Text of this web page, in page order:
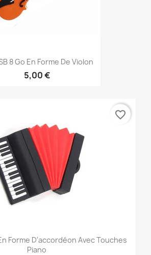
8 Go En Forme De Violon
5,00 €
Forme D'accordéon Avec Touches
Piano
favorite_border